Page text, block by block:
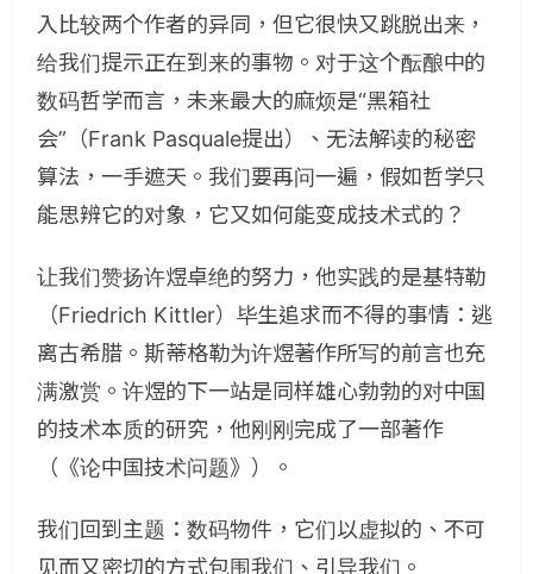
入比较两个作者的异同，但它很快又跳脱出来，
给我们提示正在到来的事物。对于这个酝酿中的
数码哲学而言，未来最大的麻烦是“黑箱社
会”（Frank Pasquale提出）、无法解读的秘密
算法，一手遮天。我们要再问一遍，假如哲学只
能思辨它的对象，它又如何能变成技术式的？
让我们赞扬许煜卓绝的努力，他实践的是基特勒
（Friedrich Kittler）毕生追求而不得的事情：逃
离古希腊。斯蒂格勒为许煜著作所写的前言也充
满激赏。许煜的下一站是同样雄心勃勃的对中国
的技术本质的研究，他刚刚完成了一部著作
（《论中国技术问题》）。
我们回到主题：数码物件，它们以虚拟的、不可
见而又密切的方式包围我们、引导我们。